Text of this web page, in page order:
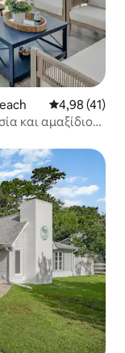
Μέση
4,98 (41)
και αμαξίδιο